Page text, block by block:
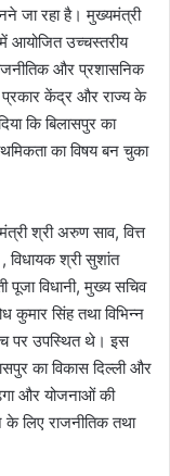
जा रहा है। मुख्यमंत्री
आयोजित उच्चस्तरीय
और प्रशासनिक
केंद्र और राज्य के
कि बिलासपुर का
का विषय बन चुका
श्री अरुण साव, वित्त
विधायक श्री सुशांत
पूजा विधानी, मुख्य सचिव
कुमार सिंह तथा विभिन्न
पर उपस्थित थे। इस
का विकास दिल्ली और
और योजनाओं की
के लिए राजनीतिक तथा